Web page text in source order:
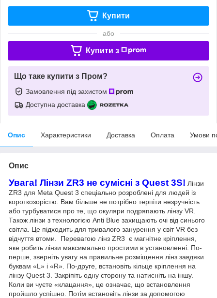
Купити
або
Купити з
Що таке купити з Пром?
Замовлення під захистом
Доступна доставка
Опис Характеристики Доставка Оплата Умови
Опис
Увага! Лінзи ZR3 не сумісні з Quest 3S! Лінзи
ZR3 для Meta Quest 3 спеціально розроблені для людей із
короткозорістю. Вам більше не потрібно терпіти незручність
або турбуватися про те, що окуляри подряпають лінзу VR.
Також лінзи з технологією Anti Blue захищають очі від синього
світла. Це підходить для тривалого занурення у світ VR без
відчуття втоми.
Перевагою лінз ZR3 є магнітне кріплення,
яке робить лінзи максимально простими в установленні. По-
перше, зверніть увагу на правильне розміщення лінз завдяки
буквам «L» і «R». По-друге, встановіть кільце кріплення на
лінзу Quest 3. Закріпіть одну сторону та натисніть на іншу.
Коли ви чуєте «клацання», це означає, що встановлення
пройшло успішно. Потім встановіть лінзи за допомогою